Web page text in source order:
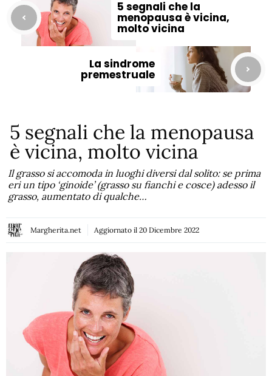
5 segnali che la
menopausa è vicina,
molto vicina
La sindrome
premestruale
5 segnali che la menopausa
è vicina, molto vicina
Il grasso si accomoda in luoghi diversi dal solito: se prima
eri un tipo ‘ginoide’ (grasso su fianchi e cosce) adesso il
grasso, aumentato di qualche…
Margherita.net Aggiornato il 20 Dicembre 2022